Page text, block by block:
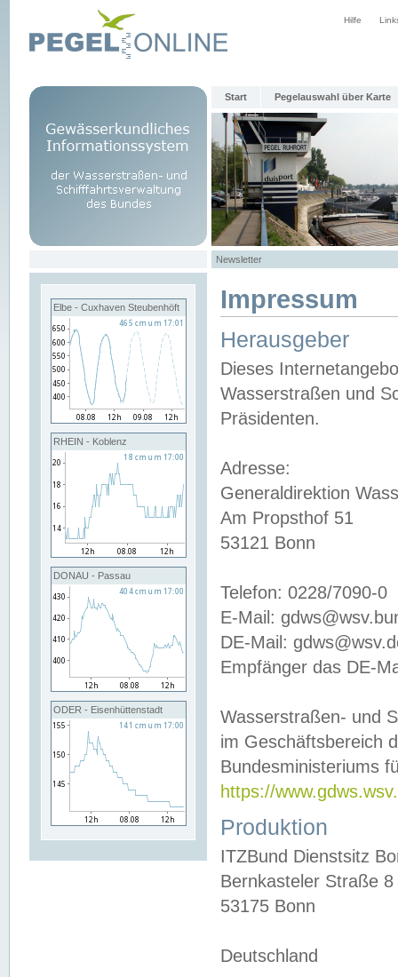
Hilfe
Start Pegelauswahl über Karte
Newsletter
Elbe - Cuxhaven Steubenhöft
RHEIN - Koblenz
DONAU - Passau
ODER - Eisenhüttenstadt
Impressum
Herausgeber
Dieses
Wasserstraßen und
Präsidenten.
Adresse:
Generaldirektion
Am Propsthof 51
53121 Bonn
Telefon: 0228/7090-0
E-Mail:
DE-Mail:
Empfänger das DE-
Wasserstraßen- und
im Geschäftsbereich
Bundesministeriums
https://
Produktion
ITZBund Dienstsitz
Bernkasteler Straße 8
53175 Bonn
Deutschland